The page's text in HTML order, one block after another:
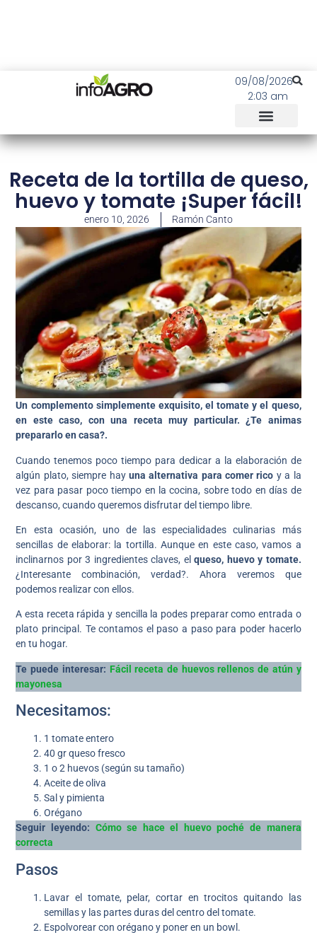
09/08/2026
2:03 am
Receta de la tortilla de queso,
huevo y tomate ¡Super fácil!
enero 10, 2026 Ramón Canto
Un complemento simplemente exquisito, el tomate y el queso,
en este caso, con una receta muy particular. ¿Te animas
prepararlo en casa?.
Cuando tenemos poco tiempo para dedicar a la elaboración de
algún plato, siempre hayuna alternativa para comer rico y a la
vez para pasar poco tiempo en la cocina, sobre todo en días de
descanso, cuando queremos disfrutar del tiempo libre.
En esta ocasión, uno de las especialidades culinarias más
sencillas de elaborar: la tortilla. Aunque en este caso, vamos a
inclinarnos por 3 ingredientes claves, elqueso, huevo y tomate.
¿Interesante combinación, verdad?. Ahora veremos que
podemos realizar con ellos.
A esta receta rápida y sencilla la podes preparar como entrada o
plato principal. Te contamos el paso a paso para poder hacerlo
en tu hogar.
Te puede interesar: Fácil receta de huevos rellenos de atún y
mayonesa
Necesitamos:
1 tomate entero
40 gr queso fresco
1 o 2 huevos (según su tamaño)
Aceite de oliva
Sal y pimienta
Orégano
Seguir leyendo: Cómo se hace el huevo poché de manera
correcta
Pasos
Lavar el tomate, pelar, cortar en trocitos quitando las
semillas y las partes duras del centro del tomate.
Espolvorear con orégano y poner en un bowl.